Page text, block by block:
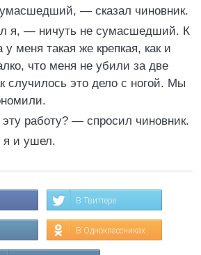
— сказал чиновник.
я, — ничуть не сумасшедший. К
меня такая же крепкая, как и
что меня не убили за две
случилось это дело с ногой. Мы
работу? — спросил чиновник.
и ушел.
В Твиттере
В Одноклассниках